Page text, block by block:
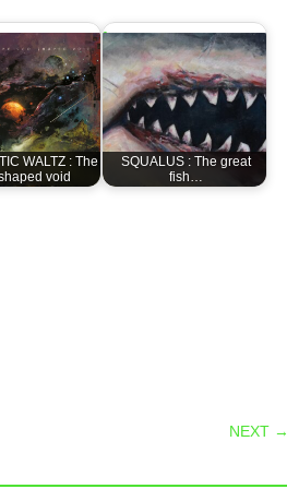
WALTZ : The
void
SQUALUS : The great
fish…
NEXT →